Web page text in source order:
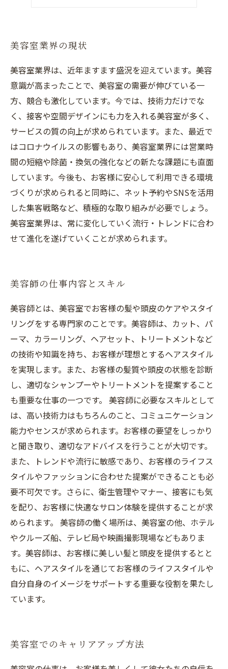
美容室業界の現状
美容室業界は、近年ますます盛況を迎えています。美容
意識が高まったことで、美容室の需要が伸びている一
方、競合も激化しています。今では、技術力だけでな
く、接客や空間デザインにも力を入れる美容室が多く、
サービスの質の向上が求められています。また、最近で
はコロナウイルスの影響もあり、美容室業界には営業時
間の短縮や除菌・換気の強化などの新たな課題にも直面
しています。今後も、お客様に安心して利用できる環境
づくりが求められると同時に、ネット予約やSNSを活用
した集客戦略など、積極的な取り組みが必要でしょう。
美容室業界は、常に変化していく流行・トレンドに合わ
せて進化を遂げていくことが求められます。
美容師の仕事内容とスキル
美容師とは、美容室でお客様の髪や頭皮のケアやスタイ
リングをする専門家のことです。美容師は、カット、パ
ーマ、カラーリング、ヘアセット、トリートメントなど
の技術や知識を持ち、お客様が理想とするヘアスタイル
を実現します。また、お客様の髪質や頭皮の状態を診断
し、適切なシャンプーやトリートメントを提案すること
も重要な仕事の一つです。 美容師に必要なスキルとして
は、高い技術力はもちろんのこと、コミュニケーション
能力やセンスが求められます。お客様の要望をしっかり
と聞き取り、適切なアドバイスを行うことが大切です。
また、トレンドや流行に敏感であり、お客様のライフス
タイルやファッションに合わせた提案ができることも必
要不可欠です。さらに、衛生管理やマナー、接客にも気
を配り、お客様に快適なサロン体験を提供することが求
められます。 美容師の働く場所は、美容室の他、ホテル
やクルーズ船、テレビ局や映画撮影現場などもありま
す。美容師は、お客様に美しい髪と頭皮を提供するとと
もに、ヘアスタイルを通じてお客様のライフスタイルや
自分自身のイメージをサポートする重要な役割を果たし
ています。
美容室でのキャリアアップ方法